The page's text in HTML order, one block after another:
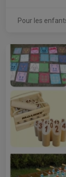
Pour les